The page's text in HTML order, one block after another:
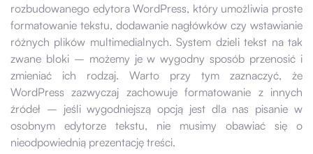
rozbudowanego edytora WordPress, który umożliwia proste
formatowanie tekstu, dodawanie nagłówków czy wstawianie
różnych plików multimedialnych. System dzieli tekst na tak
zwane bloki – możemy je w wygodny sposób przenosić i
zmieniać ich rodzaj. Warto przy tym zaznaczyć, że
WordPress zazwyczaj zachowuje formatowanie z innych
źródeł – jeśli wygodniejszą opcją jest dla nas pisanie w
osobnym edytorze tekstu, nie musimy obawiać się o
nieodpowiednią prezentację treści.